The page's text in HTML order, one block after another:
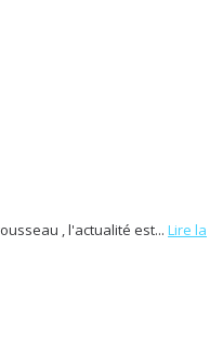
, l'actualité est... Lire la